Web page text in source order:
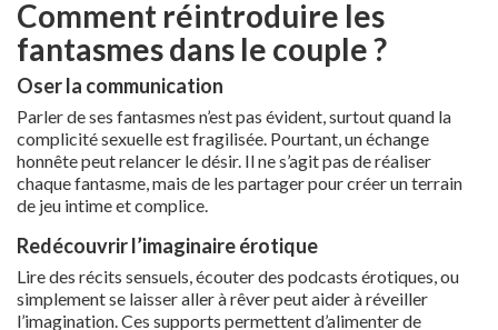
Comment réintroduire les
fantasmes dans le couple ?
Oser la communication
Parler de ses fantasmes n’est pas évident, surtout quand la
complicité sexuelle est fragilisée. Pourtant, un échange
honnête peut relancer le désir. Il ne s’agit pas de réaliser
chaque fantasme, mais de les partager pour créer un terrain
de jeu intime et complice.
Redécouvrir l’imaginaire érotique
Lire des récits sensuels, écouter des podcasts érotiques, ou
simplement se laisser aller à rêver peut aider à réveiller
l’imagination. Ces supports permettent d’alimenter de